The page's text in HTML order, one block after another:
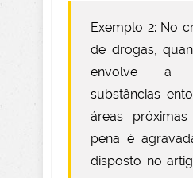
Exemplo 2: No
de drogas,
envolve a
substâncias
áreas
pena é
disposto no